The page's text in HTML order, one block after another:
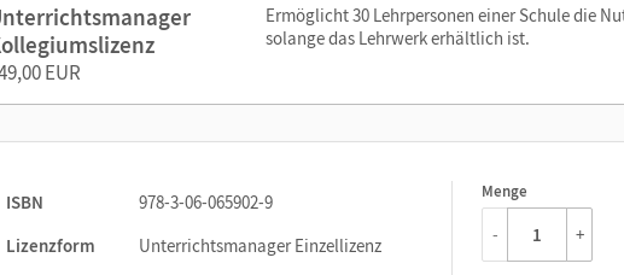
EUR
Ermöglicht 30 Lehrpersonen einer Schule die
solange das Lehrwerk erhältlich ist.
ISBN
978-3-06-065902-9
Lizenzform
Unterrichtsmanager Einzellizenz
Menge
1
- +